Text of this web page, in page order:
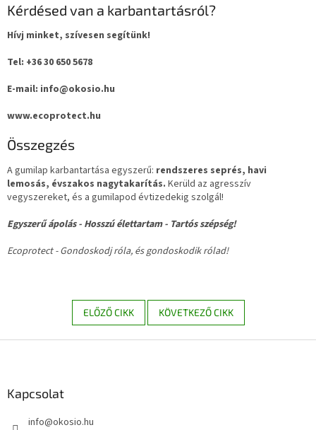
Kérdésed van a karbantartásról?
Hívj minket, szívesen segítünk!
Tel: +36 30 650 5678
E-mail: info@okosio.hu
www.ecoprotect.hu
Összegzés
A gumilap karbantartása egyszerű: rendszeres seprés, havi
lemosás, évszakos nagytakarítás. Kerüld az agresszív
vegyszereket, és a gumilapod évtizedekig szolgál!
Egyszerű ápolás - Hosszú élettartam - Tartós szépség!
Ecoprotect - Gondoskodj róla, és gondoskodik rólad!
ELŐZŐ CIKK KÖVETKEZŐ CIKK
Kapcsolat
info@okosio.hu